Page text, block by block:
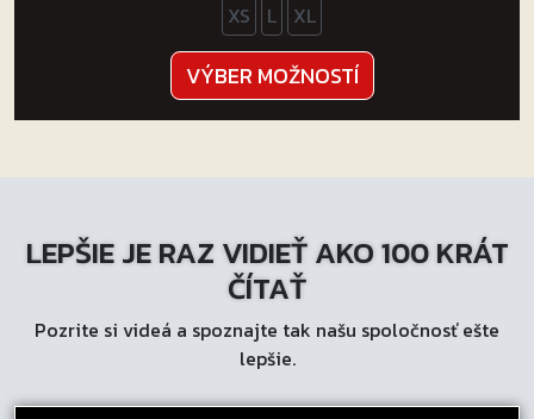
XS L XL
VÝBER MOŽNOSTÍ
produkt
má
si
môžete
na
LEPŠIE JE RAZ VIDIEŤ AKO 100 KRÁT
ČÍTAŤ
Pozrite si videá a spoznajte tak našu spoločnosť ešte
lepšie.